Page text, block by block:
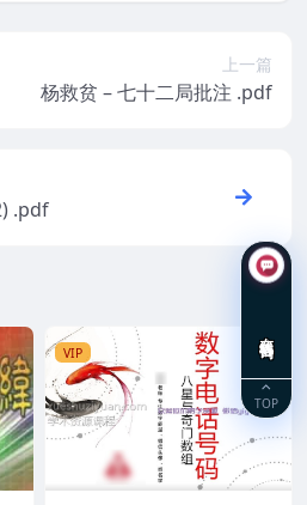
上一篇
杨救贫 – 七十二局批注 .pdf
阳宅风水60问 白鹤鸣(2) .pdf
VIP
TOP